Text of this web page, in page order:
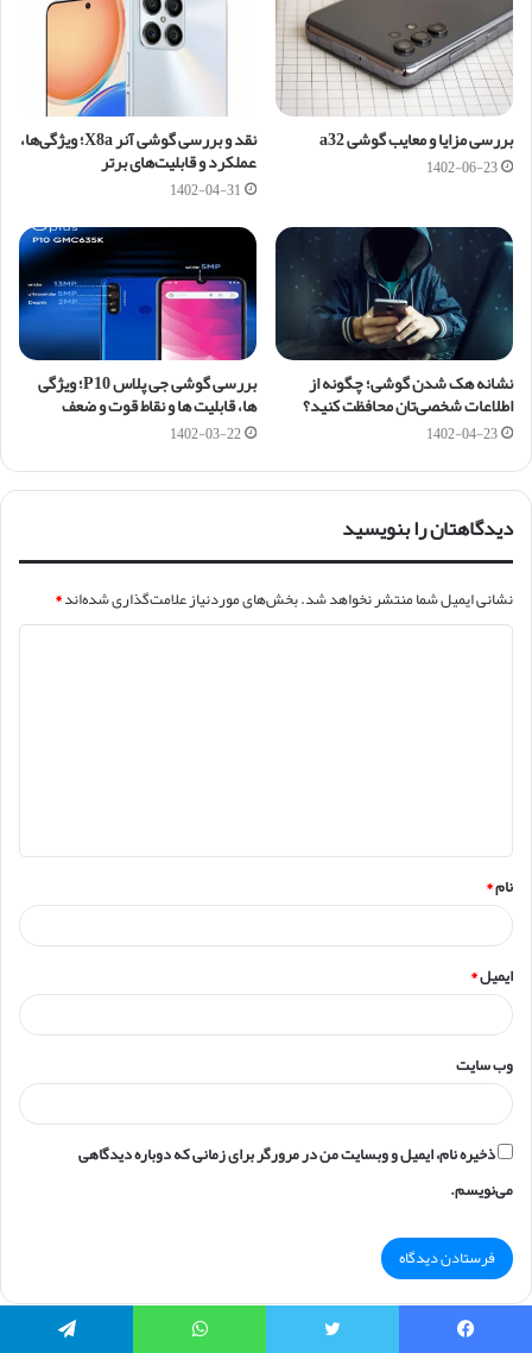
بررسی مزایا و معایب گوشی a32
1402-06-23
نقد و بررسی گوشی آنر X8a؛ ویژگی‌ها،
عملکرد و قابلیت‌های برتر
1402-04-31
نشانه هک شدن گوشی؛ چگونه از
اطلاعات شخصی‌تان محافظت کنید؟
1402-04-23
بررسی گوشی جی پلاس P10؛ ویژگی
ها، قابلیت ها و نقاط قوت و ضعف
1402-03-22
دیدگاهتان را بنویسید
نشانی ایمیل شما منتشر نخواهد شد.بخش‌های موردنیاز علامت‌گذاری شده‌اند*
*
نام*
ایمیل*
وب‌ سایت
ذخیره نام، ایمیل و وبسایت من در مرورگر برای زمانی که دوباره دیدگاهی
می‌نویسم.